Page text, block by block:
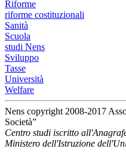
Riforme
riforme costituzionali
Sanità
Scuola
studi Nens
Sviluppo
Tasse
Università
Welfare
Nens copyright 2008-2017
Società”
Centro studi iscritto
Ministero dell'Istruzione